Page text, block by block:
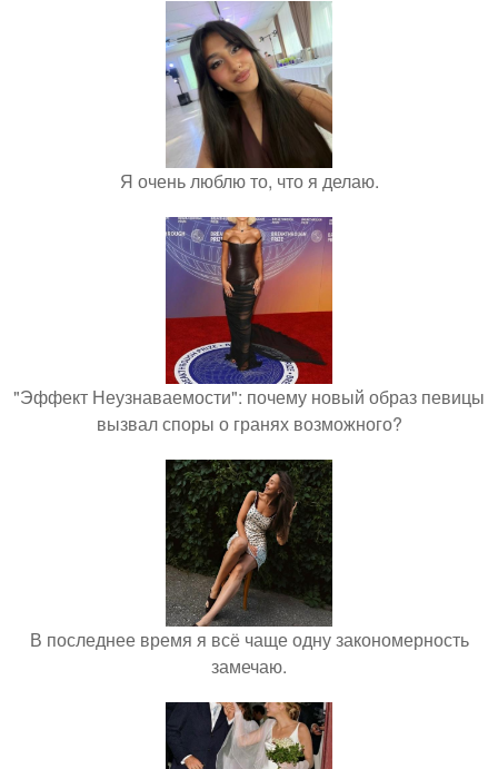
Я очень люблю то, что я делаю.
"Эффект Неузнаваемости": почему новый образ певицы
вызвал споры о гранях возможного?
В последнее время я всё чаще одну закономерность
замечаю.